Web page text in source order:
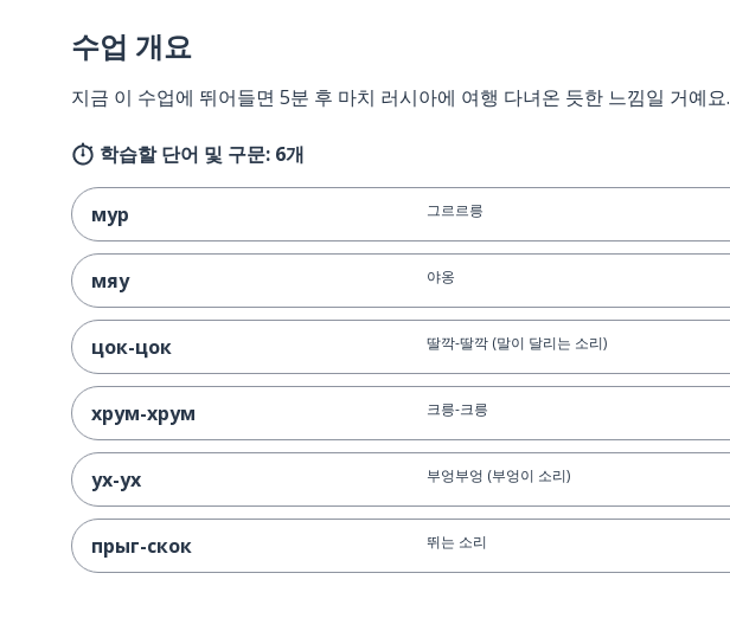
수업 개요
지금 이 수업에 뛰어들면 5분 후 마치 러시아에 여행 다녀온 듯한 느낌일 거예요.
학습할 단어 및 구문: 6개
мур 그르르릉
мяу 야옹
цок-цок 딸깍-딸깍 (말이 달리는 소리)
хрум-хрум 크릉-크릉
ух-ух 부엉부엉 (부엉이 소리)
прыг-скок 뛰는 소리